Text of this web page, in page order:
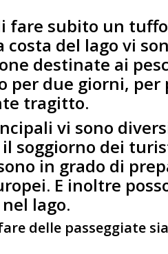
fare subito un
del lago vi
destinate ai
per due giorni, per
tragitto.
vi sono
soggiorno dei
in grado di
E inoltre
lago.
delle passeggiate